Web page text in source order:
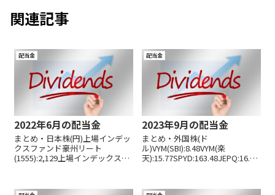
関連記事
配当金
2022年6月の配当金
まとめ・日本株(円)上場インデッ
クスファンド豪州リート
(1555):2,129上場インデックスフ
レス工業(7246):1,674琉球銀行
配当金
2023年9月の配当金
まとめ・外国株(ド
ル)VYM(SBI):8.48VYM(楽
天):15.77SPYD:163.48JEPQ:16.83
算 81,454...